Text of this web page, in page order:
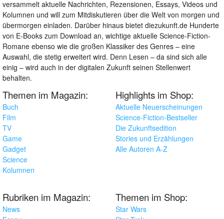
versammelt aktuelle Nachrichten, Rezensionen, Essays, Videos und
Kolumnen und will zum Mitdiskutieren über die Welt von morgen und
übermorgen einladen. Darüber hinaus bietet diezukunft.de Hunderte
von E-Books zum Download an, wichtige aktuelle Science-Fiction-
Romane ebenso wie die großen Klassiker des Genres – eine
Auswahl, die stetig erweitert wird. Denn Lesen – da sind sich alle
einig – wird auch in der digitalen Zukunft seinen Stellenwert
behalten.
Themen im Magazin:
Buch
Film
TV
Game
Gadget
Science
Kolumnen
Highlights im Shop:
Aktuelle Neuerscheinungen
Science-Fiction-Bestseller
Die Zukunftsedition
Stories und Erzählungen
Alle Autoren A-Z
Rubriken im Magazin:
News
Themen im Shop:
Star Wars